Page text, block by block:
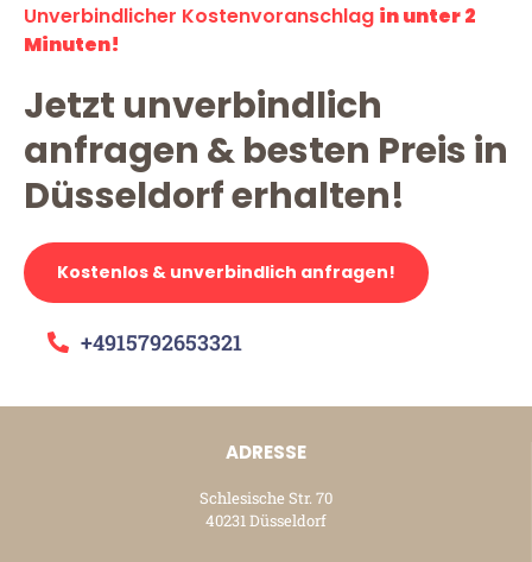
Unverbindlicher Kostenvoranschlag in unter 2
Minuten!
Jetzt unverbindlich
anfragen & besten Preis in
Düsseldorf erhalten!
Kostenlos & unverbindlich anfragen!
+4915792653321
ADRESSE
Schlesische Str. 70
40231 Düsseldorf